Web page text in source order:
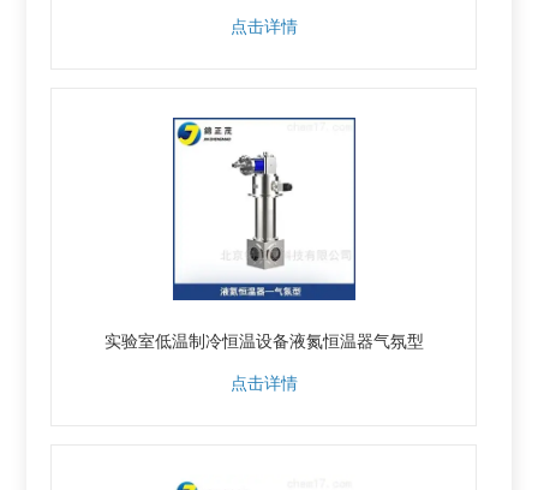
点击详情
实验室低温制冷恒温设备液氮恒温器气氛型
点击详情